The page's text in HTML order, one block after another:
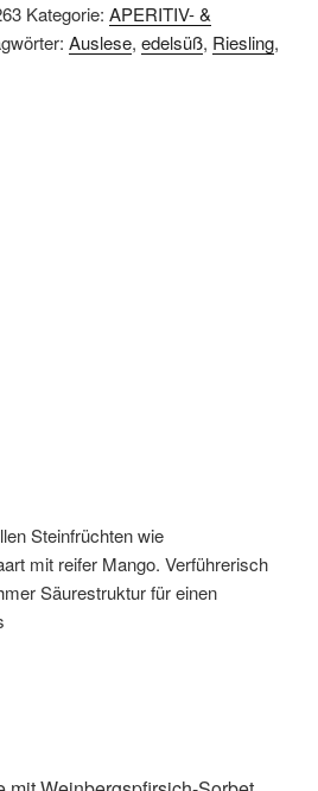
Kategorie: APERITIV- &
Auslese, edelsüß, Riesling,
Steinfrüchten wie
mit reifer Mango. Verführerisch
Säurestruktur für einen